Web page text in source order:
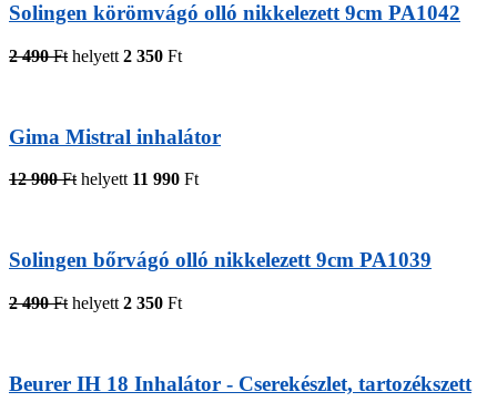
Solingen körömvágó olló nikkelezett 9cm PA1042
2 490 Ft helyett 2 350 Ft
Gima Mistral inhalátor
12 900 Fthelyett 11 990 Ft
Solingen bőrvágó olló nikkelezett 9cm PA1039
2 490 Ft helyett 2 350 Ft
Beurer IH 18 Inhalátor - Cserekészlet, tartozékszett